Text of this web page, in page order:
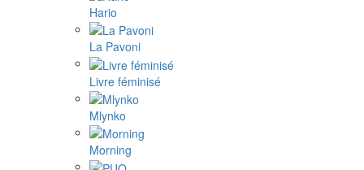
Hario
La Pavoni
Livre féminisé
Mlynko
Morning